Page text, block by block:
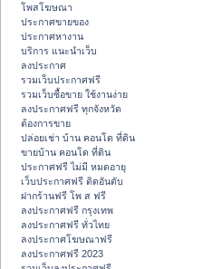
โพสโฆษณา
ประกาศขายของ
ประกาศหางาน
บริการ แนะนำเว็บ
ลงประกาศ
รวมเว็บประกาศฟรี
รวมเว็บซื้อขาย ใช้งานง่าย
ลงประกาศฟรี ทุกจังหวัด
ต้องการขาย
ปล่อยเช่า บ้าน คอนโด ที่ดิน
ขายบ้าน คอนโด ที่ดิน
ประกาศฟรี ไม่มี หมดอายุ
เว็บประกาศฟรี ติดอันดับ
ฝากร้านฟรี โพ ส ฟรี
ลงประกาศฟรี กรุงเทพ
ลงประกาศฟรี ทั่วไทย
ลงประกาศโฆษณาฟรี
ลงประกาศฟรี 2023